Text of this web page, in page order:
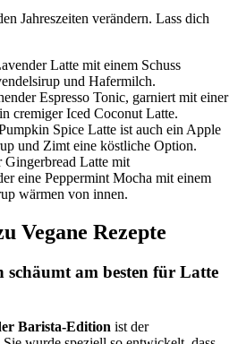
Jahreszeiten verändern. Lass dich
Latte mit einem Schuss
und Hafermilch.
Espresso Tonic, garniert mit einer
cremiger Iced Coconut Latte.
Spice Latte ist auch ein Apple
und Zimt eine köstliche Option.
Gingerbread Latte mit
eine Peppermint Mocha mit einem
wärmen von innen.
Vegane Rezepte
schäumt am besten für Latte
Barista-Edition ist der